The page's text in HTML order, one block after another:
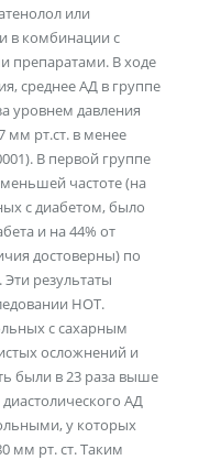
или
в комбинации с
препаратами. В ходе
среднее АД в группе
уровнем давления
мм рт.ст. в менее
В первой группе
частоте (на
с диабетом, было
и на 44% от
достоверны) по
результаты
НОТ.
с сахарным
осложнений и
были в 23 раза выше
АД
у которых
мм рт. ст. Таким